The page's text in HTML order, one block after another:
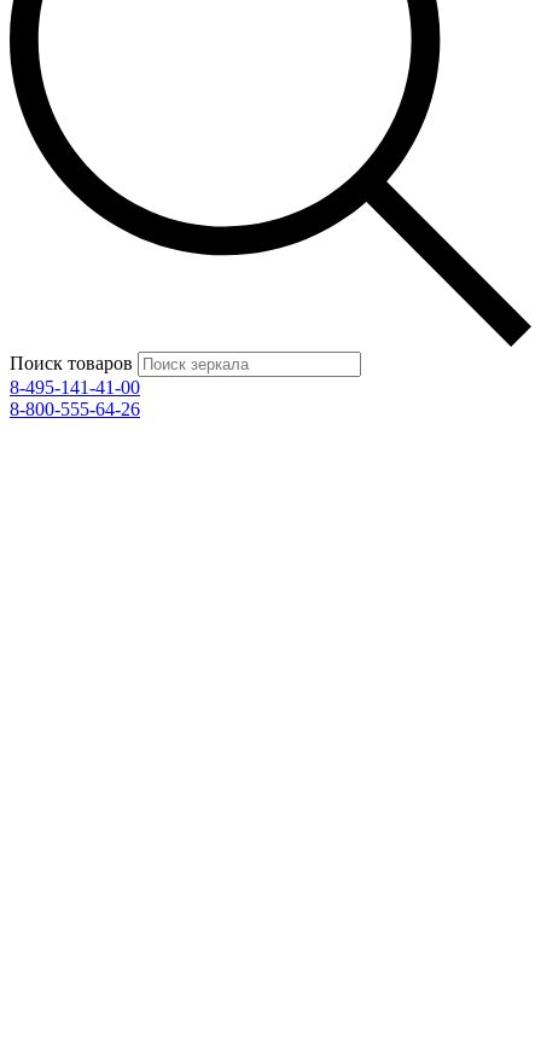
Поиск товаров
8-495-141-41-00
8-800-555-64-26